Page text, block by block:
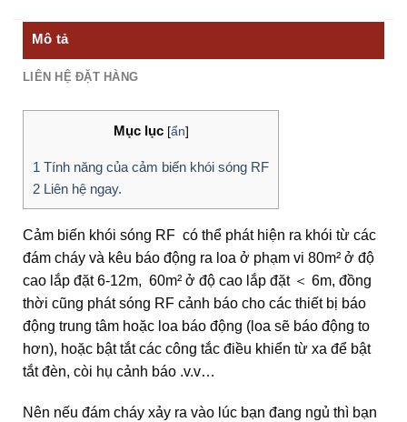
Mô tả
LIÊN HỆ ĐẶT HÀNG
Mục lục [ẩn]
1 Tính năng của cảm biến khói sóng RF
2 Liên hệ ngay.
Cảm biến khói sóng RF có thể phát hiện ra khói từ các
đám cháy và kêu báo động ra loa ở phạm vi 80m² ở độ
cao lắp đặt 6-12m, 60m² ở độ cao lắp đặt ＜ 6m, đồng
thời cũng phát sóng RF cảnh báo cho các thiết bị báo
động trung tâm hoặc loa báo động (loa sẽ báo động to
hơn), hoặc bật tắt các công tắc điều khiển từ xa để bật
tắt đèn, còi hụ cảnh báo .v.v…
Nên nếu đám cháy xảy ra vào lúc bạn đang ngủ thì bạn